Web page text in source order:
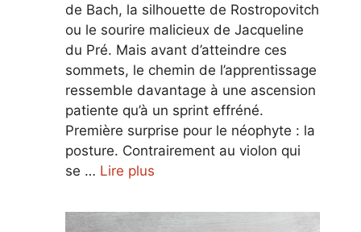
de Bach, la silhouette de Rostropovitch
ou le sourire malicieux de Jacqueline
du Pré. Mais avant d’atteindre ces
sommets, le chemin de l’apprentissage
ressemble davantage à une ascension
patiente qu’à un sprint effréné.
Première surprise pour le néophyte : la
posture. Contrairement au violon qui
se … Lire plus